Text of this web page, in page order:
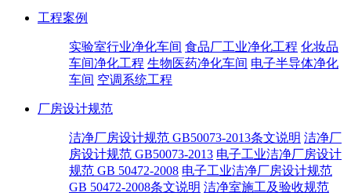
工程案例
实验室行业净化车间 食品厂工业净化工程 化妆品
车间净化工程 生物医药净化车间 电子半导体净化
车间 空调系统工程
厂房设计规范
洁净厂房设计规范 GB50073-2013条文说明 洁净厂
房设计规范 GB50073-2013 电子工业洁净厂房设计
规范 GB 50472-2008 电子工业洁净厂房设计规范
GB 50472-2008条文说明 洁净室施工及验收规范